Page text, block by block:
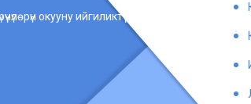
окууну ийгиликтүү